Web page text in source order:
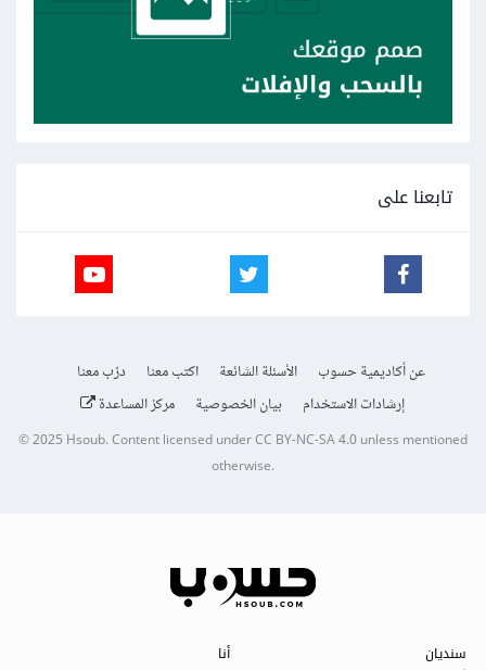
تابعنا على
عن أكاديمية حسوب الأسئلة الشائعة اكتب معنا
درّب معنا
إرشادات الاستخدام
بيان الخصوصية مركز المساعدة
© 2025Hsoub.Content licensed underCC BY-NC-SA 4.0unless mentioned
otherwise.